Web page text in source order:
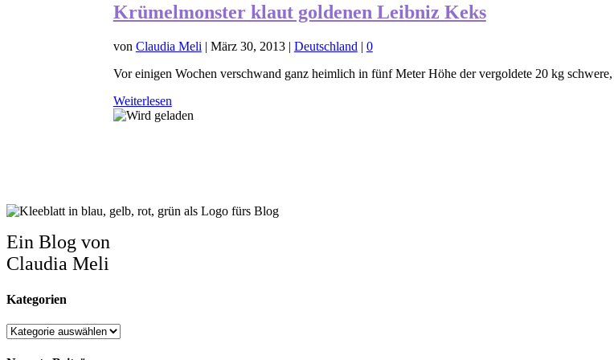
Krümelmonster klaut goldenen Leibniz Keks
von Claudia Meli | März 30, 2013| Deutschland | 0
Vor einigen Wochen verschwand ganz heimlich in fünf Meter Höhe der vergoldete 20 kg
Weiterlesen
Ein Blog von
Claudia Meli
Kategorien
Kategorien